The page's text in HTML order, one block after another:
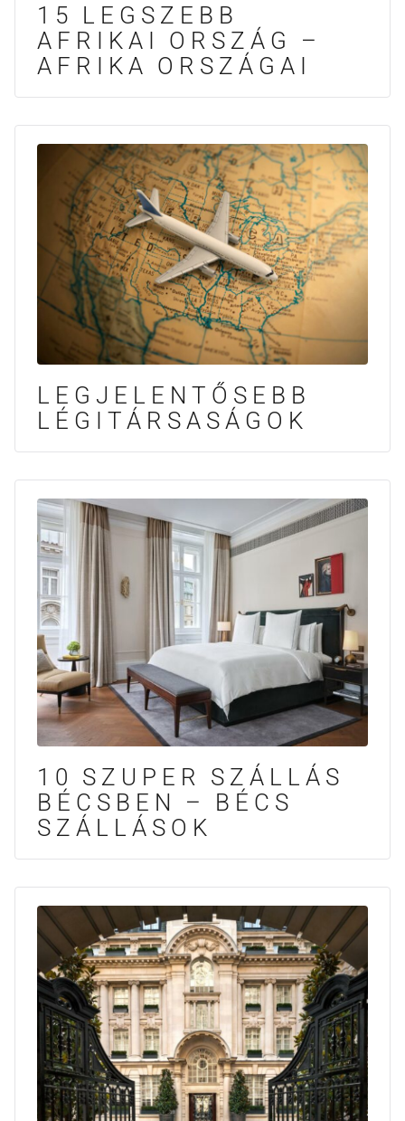
15 LEGSZEBB
AFRIKAI ORSZÁG –
AFRIKA ORSZÁGAI
LEGJELENTŐSEBB
LÉGITÁRSASÁGOK
10 SZUPER SZÁLLÁS
BÉCSBEN – BÉCS
SZÁLLÁSOK